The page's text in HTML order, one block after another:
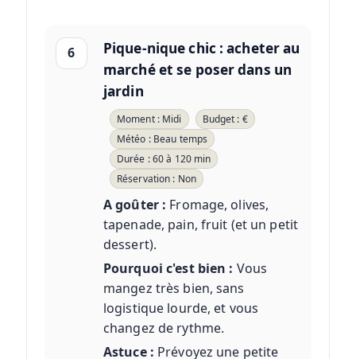
6
Pique-nique chic : acheter au
marché et se poser dans un
jardin
Moment : Midi
Budget : €
Météo : Beau temps
Durée : 60 à 120 min
Réservation : Non
A goûter : Fromage, olives,
tapenade, pain, fruit (et un petit
dessert).
Pourquoi c'est bien : Vous
mangez très bien, sans
logistique lourde, et vous
changez de rythme.
Astuce : Prévoyez une petite